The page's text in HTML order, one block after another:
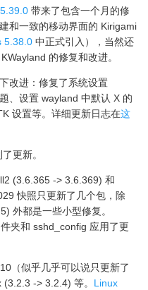
带来了包含一个月的修
和一致的移动界面的 Kirigami
5.38.0 中正式引入），当然还
的修复和改进。
改进：修复了系统设置
、设置 wayland 中默认 X 的
设置等。详细更新日志在这
更新。
(3.6.365 -> 3.6.369) 和
快照只更新了几个包，除
外都是一些小型修复。
夹和 sshd_config 应用了更
（似乎几乎可以说只更新了
-> 3.2.4) 等。 Linux